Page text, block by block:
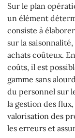
Sur le plan
un élément
consiste à
sur la
achats coûteux.
coûts, il est
gamme sans
du personnel sur
la gestion des
valorisation des
les erreurs et